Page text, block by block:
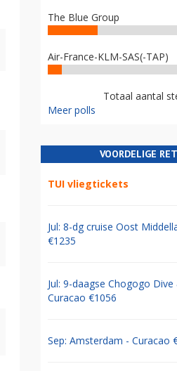
The Blue Group
Air-France-KLM-SAS(-TAP)
Totaal aantal
Meer polls
VOORDELIGE
TUI vliegtickets
Jul: 8-dg cruise Oost
€1235
Jul: 9-daagse Chogogo
Curacao €1056
Sep: Amsterdam - Curacao